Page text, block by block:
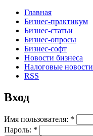
Главная
Бизнес-практикум
Бизнес-статьи
Бизнес-опросы
Бизнес-софт
Новости бизнеса
Налоговые новости
RSS
Вход
Имя пользователя: *
Пароль: *